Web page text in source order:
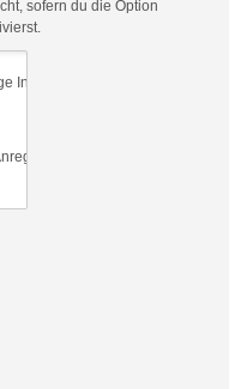
sofern du die Option